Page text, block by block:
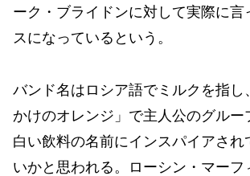
ーク・ブライドンに対して実際に言
スになっているという。
バンド名はロシア語でミルクを指し
かけのオレンジ」で主人公のグルー
白い飲料の名前にインスパイアされ
いかと思われる。ローシン・マーフ